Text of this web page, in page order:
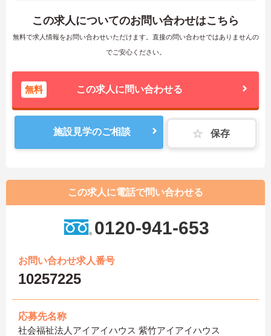
この求人についてのお問い合わせはこちら
無料で求人情報をお問い合わせいただけます。直接の問い合わせではありませんの
でご安心ください。
無料 この求人に問い合わせる
施設見学のご相談 保存
この求人に電話で問い合わせる
0120-941-653
お問い合わせ求人番号
10257225
応募先名称
社会福祉法人アイアイハウス 紫竹アイアイハウス